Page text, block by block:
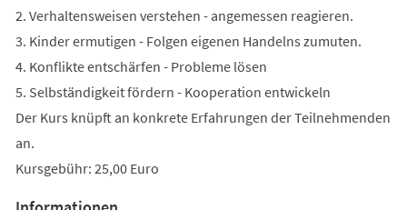
2. Verhaltensweisen verstehen - angemessen reagieren.
3. Kinder ermutigen - Folgen eigenen Handelns zumuten.
4. Konflikte entschärfen - Probleme lösen
5. Selbständigkeit fördern - Kooperation entwickeln
Der Kurs knüpft an konkrete Erfahrungen der Teilnehmenden
an.
Kursgebühr: 25,00 Euro